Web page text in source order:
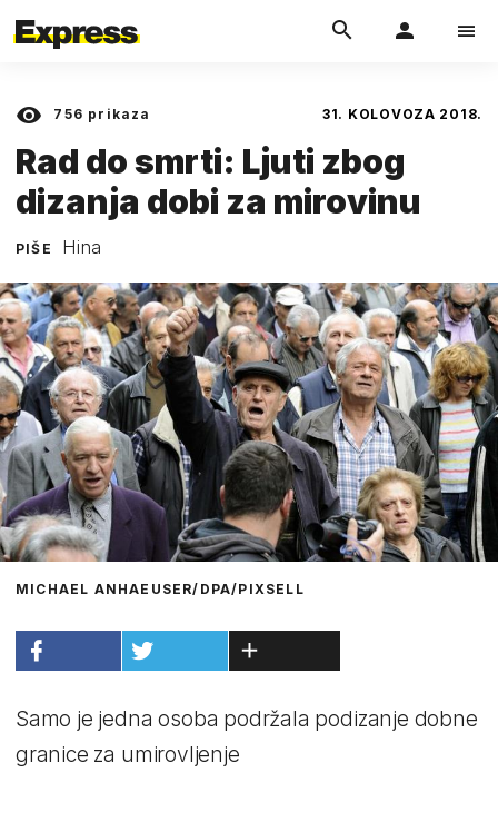
756 prikaza 31. KOLOVOZA 2018.
Rad do smrti: Ljuti zbog
dizanja dobi za mirovinu
PIŠE Hina
MICHAEL ANHAEUSER/DPA/PIXSELL
Samo je jedna osoba podržala podizanje dobne
granice za umirovljenje